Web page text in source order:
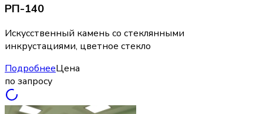
РП-140
Искусственный камень со стеклянными
инкрустациями, цветное стекло
ПодробнееЦена
по запросу